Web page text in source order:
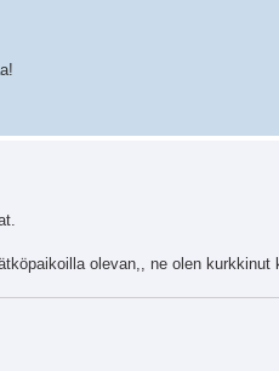
olevan,, ne olen